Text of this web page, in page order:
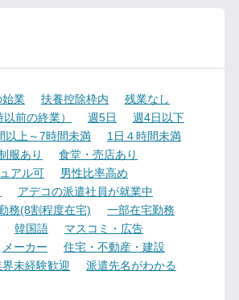
始業 扶養控除枠内
残業なし
前の終業） 週5日
週4日以下
以上～7時間未満
1日４時間未満
服あり
食堂・売店あり
アル可
男性比率高め
アデコの派遣社員が就業中
務(8割程度在宅)
一部在宅勤務
韓国語
マスコミ・広告
メーカー
住宅・不動産・建設
界未経験歓迎
派遣先名がわかる